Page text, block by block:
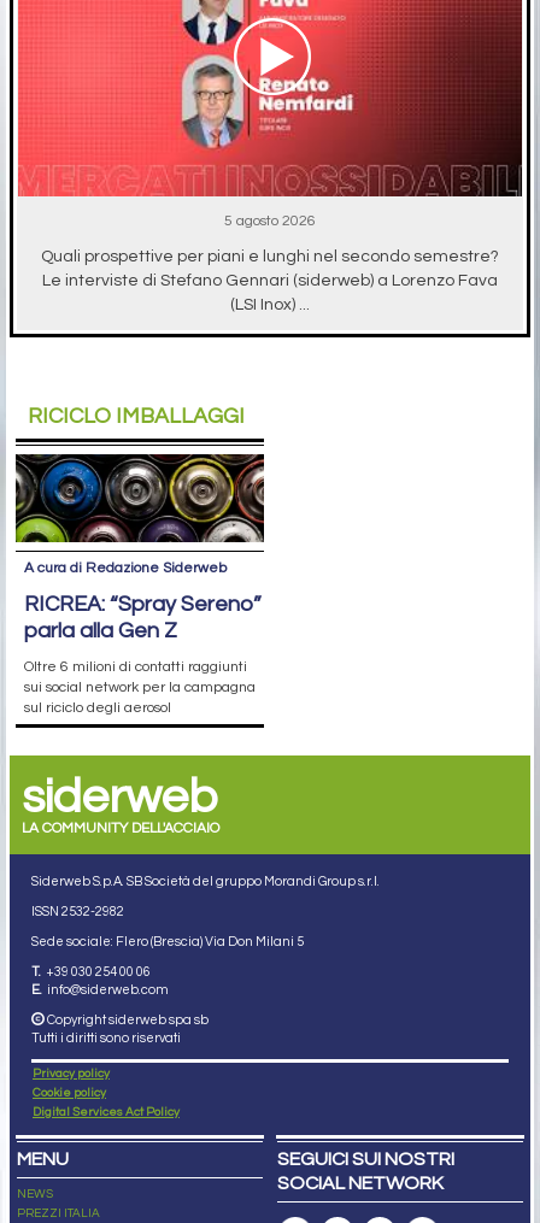
5 agosto 2026
Quali prospettive per piani e lunghi nel secondo semestre?
Le interviste di Stefano Gennari (siderweb) a Lorenzo Fava
(LSI Inox) ...
RICICLO IMBALLAGGI
A cura di Redazione Siderweb
RICREA: “Spray Sereno”
parla alla Gen Z
Oltre 6 milioni di contatti raggiunti
sui social network per la campagna
sul riciclo degli aerosol
siderweb
LA COMMUNITY DELL'ACCIAIO
Siderweb S.p.A. SB Società del gruppo Morandi Group s.r.l.
ISSN 2532-2982
Sede sociale: Flero (Brescia) Via Don Milani 5
T. +39 030 254 00 06
E. info@siderweb.com
Copyright siderweb spa sb
Tutti i diritti sono riservati
Privacy policy
Cookie policy
Digital Services Act Policy
MENU
NEWS
PREZZI ITALIA
SEGUICI SUI NOSTRI
SOCIAL NETWORK